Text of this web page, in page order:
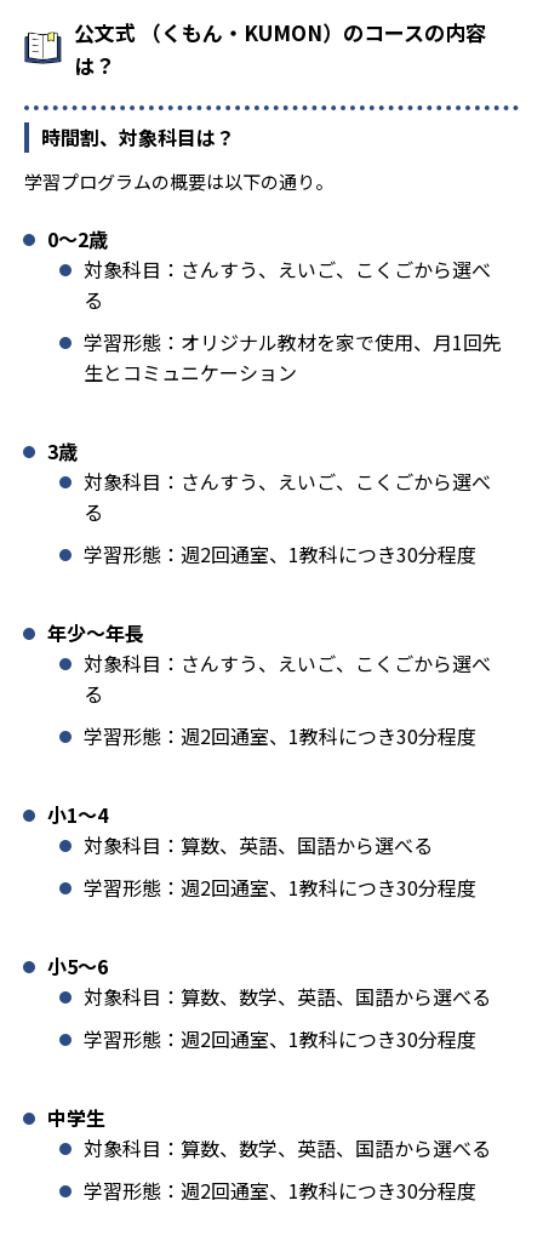
公文式 （くもん・KUMON）のコースの内容
は？
時間割、対象科目は？
学習プログラムの概要は以下の通り。
0〜2歳
対象科目：さんすう、えいご、こくごから選べ
る
学習形態：オリジナル教材を家で使用、月1回先
生とコミュニケーション
3歳
対象科目：さんすう、えいご、こくごから選べ
る
学習形態：週2回通室、1教科につき30分程度
年少〜年長
対象科目：さんすう、えいご、こくごから選べ
る
学習形態：週2回通室、1教科につき30分程度
小1️〜4
対象科目：算数、英語、国語から選べる
学習形態：週2回通室、1教科につき30分程度
小5〜6
対象科目：算数、数学、英語、国語から選べる
学習形態：週2回通室、1教科につき30分程度
中学生
対象科目：算数、数学、英語、国語から選べる
学習形態：週2回通室、1教科につき30分程度